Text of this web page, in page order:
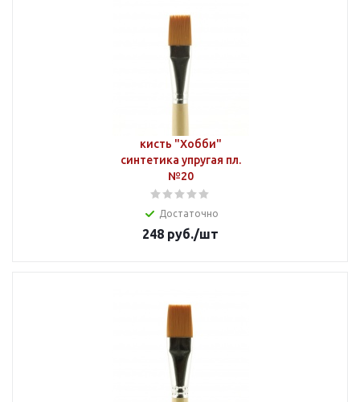
кисть "Хобби"
синтетика упругая пл.
№20
Достаточно
248 руб./шт